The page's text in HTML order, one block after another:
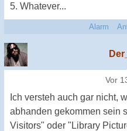
5. Whatever...
Alarm
Vor
Ich versteh auch gar nicht,
abhanden gekommen sein
Visitors" oder "Library